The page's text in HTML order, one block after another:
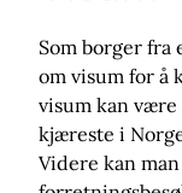
Som borger fra
om visum for å
visum kan være
kjæreste i
Videre kan